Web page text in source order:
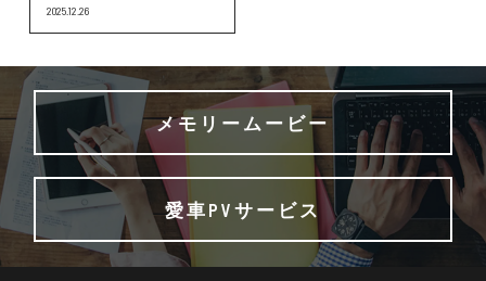
2025.12.26
メモリームービー
愛車PVサービス